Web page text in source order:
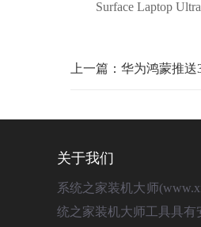
Surface Laptop Ultra
上一篇：华为鸿蒙推
关于我们
系统之家装机大师
统之家装机大师工具具有